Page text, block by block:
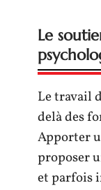
Le
Le travail
delà des
Apporter
proposer
et parfois